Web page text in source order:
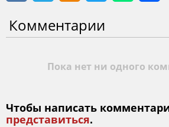
Комментарии
Пока нет ни одного
Чтобы написать
представиться.